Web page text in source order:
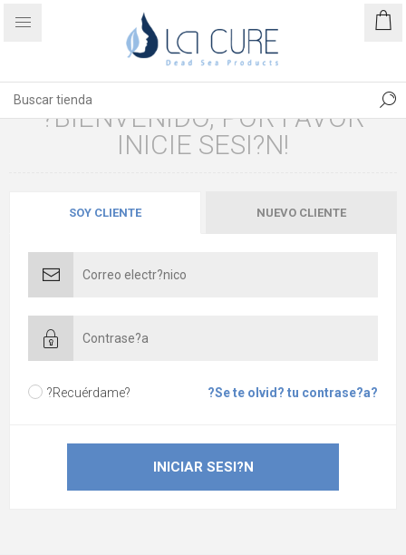
?BIENVENIDO, POR FAVOR
INICIE SESI?N!
SOY CLIENTE NUEVO CLIENTE
?Recuérdame? ?Se te olvid? tu contrase?a?